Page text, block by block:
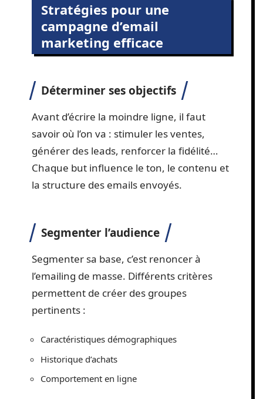
Stratégies pour une
campagne d’email
marketing efficace
Déterminer ses objectifs
Avant d’écrire la moindre ligne, il faut
savoir où l’on va : stimuler les ventes,
générer des leads, renforcer la fidélité…
Chaque but influence le ton, le contenu et
la structure des emails envoyés.
Segmenter l’audience
Segmenter sa base, c’est renoncer à
l’emailing de masse. Différents critères
permettent de créer des groupes
pertinents :
Caractéristiques démographiques
Historique d’achats
Comportement en ligne